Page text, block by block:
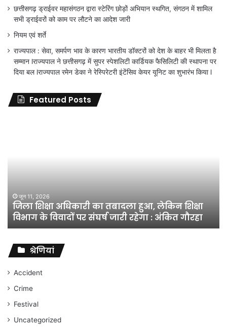
छत्तीसगढ़ ड्राईवर महासंगठन द्वारा स्टेरिंग छोड़ों अभियान स्थगित, संगठन में शामिल
सभी ड्राईवरों को काम पर लौटने का आदेश जारी
नियम एवं शर्ते
राज्यपाल : सेवा, समर्पण भाव के कारण भारतीय डॉक्टरों को देश के बाहर भी मिलता है
सम्मान lराज्यपाल ने छत्तीसगढ़ में सुपर स्पेशलिटी कार्डियक फैसिलिटी की स्थापना पर
दिया बल lराज्यपाल रमेन डेका ने रेस्पिरेटरी इंटेंसिव केयर यूनिट का शुभारंभ किया l
Featured Posts
शिक्षा
विभाग
विवादों
संघर्ष
जारी
रहेगा
अंकित
गौरहा
जून 11, 2026
जिला शिक्षा अधिकारी का तबादला हुआ, लेकिन शिक्षा
विभाग के विवादों पर संघर्ष जारी रहेगा : अंकित गौरहा
श्रेणियां
Accident
Crime
Festival
Uncategorized